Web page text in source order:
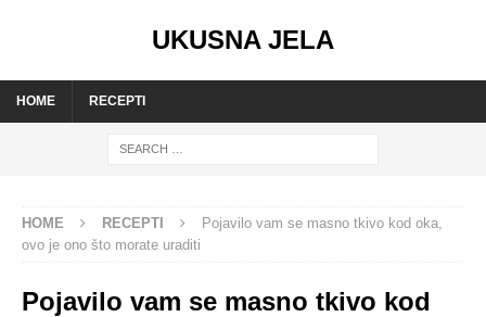
UKUSNA JELA
HOME RECEPTI
HOME RECEPTI
Pojavilo vam se masno tkivo kod oka,
ovo je ono što morate uraditi
Pojavilo vam se masno tkivo kod